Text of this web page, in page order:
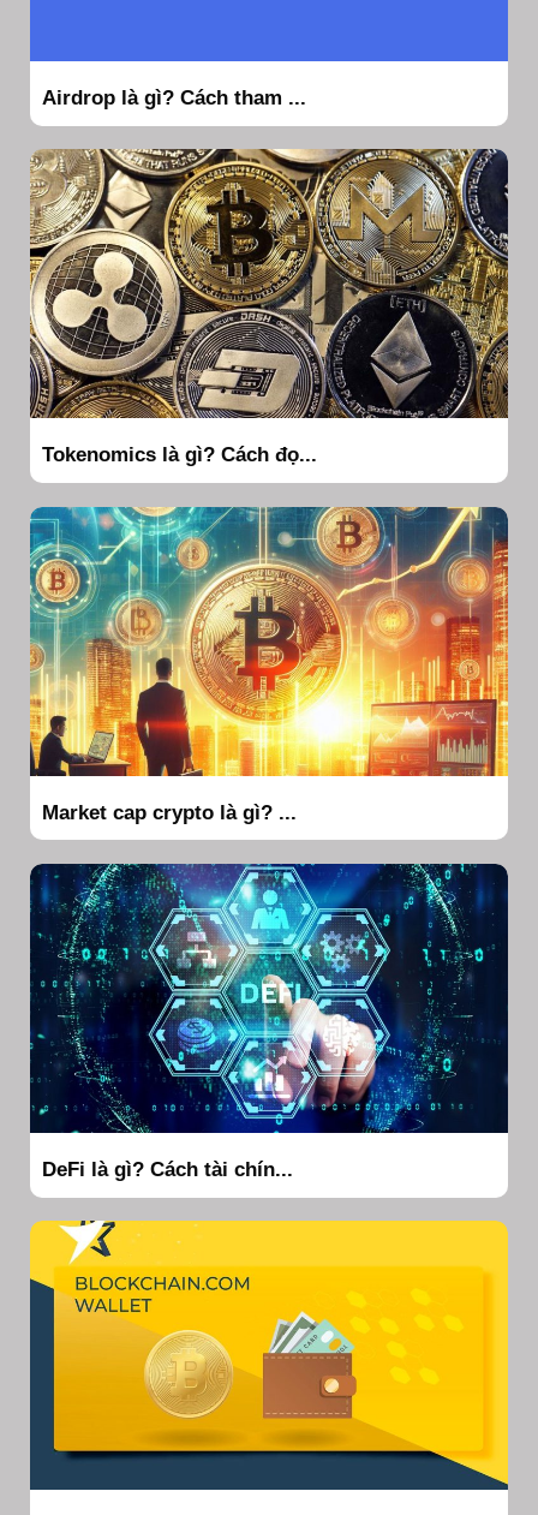
Airdrop là gì? Cách tham ...
Tokenomics là gì? Cách đọ...
Market cap crypto là gì? ...
DeFi là gì? Cách tài chín...